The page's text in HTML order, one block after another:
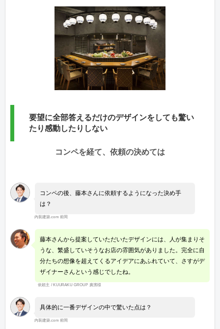
要望に全部答えるだけのデザインをしても驚い
たり感動したりしない
コンペを経て、依頼の決めては
コンペの後、藤本さんに依頼するようになった決め手
は？
内装建築.com 前岡
藤本さんから提案していただいたデザインには、人が集まりそ
うな、繁盛していそうなお店の雰囲気がありました。完全に自
分たちの想像を超えてくるアイデアにあふれていて、さすがデ
ザイナーさんという感じでしたね。
依頼主 / KUURAKU GROUP 廣濱様
具体的に一番デザインの中で驚いた点は？
内装建築.com 前岡